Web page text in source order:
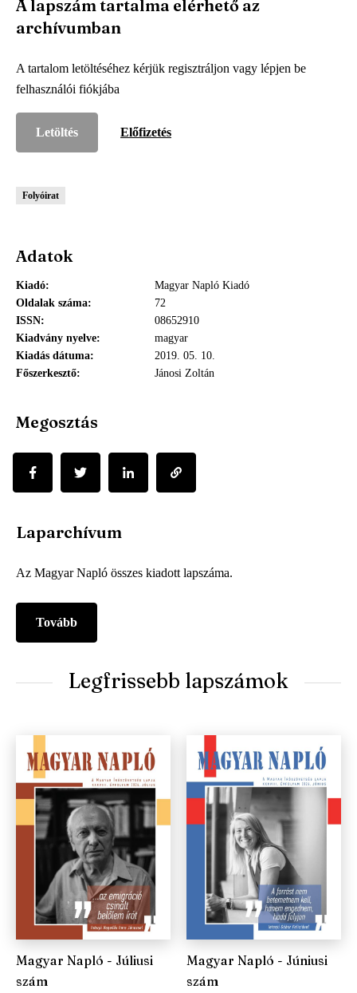
A lapszám tartalma elérhető az
archívumban
A tartalom letöltéséhez kérjük regisztráljon vagy lépjen be
felhasználói fiókjába
Letöltés Előfizetés
Folyóirat
Legfrissebb lapszámok
Magyar Napló - Júliusi
szám
Magyar Napló - Júniusi
szám
Adatok
Kiadó
Magyar Napló Kiadó
Oldalak száma
72
ISSN
08652910
Kiadvány nyelve
magyar
Kiadás dátuma
2019. 05. 10.
Főszerkesztő
Jánosi Zoltán
Megosztás
Laparchívum
Az Magyar Napló összes kiadott lapszáma.
Tovább